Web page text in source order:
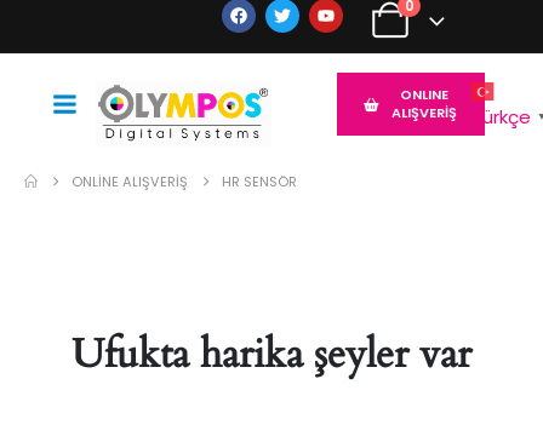
0
ONLINE
ALIŞVERİŞ
Türkçe
ONLINE ALIŞVERIŞ HR SENSÖR
Ufukta harika şeyler var